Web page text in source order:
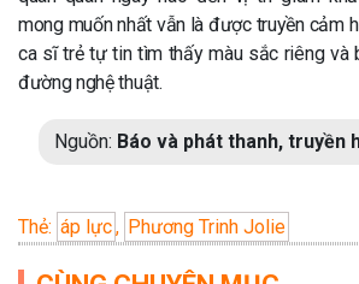
mong muốn nhất vẫn là được truyền cảm
ca sĩ trẻ tự tin tìm thấy màu sắc riêng và
đường nghệ thuật.
Nguồn: Báo và phát thanh, truyền
Thẻ: áp lực, Phương Trinh Jolie